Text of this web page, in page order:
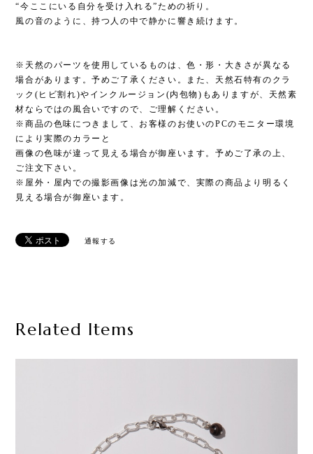
“今ここにいる自分を受け入れる”ための祈り。
風の音のように、持つ人の中で静かに響き続けます。
※天然のパーツを使用しているものは、色・形・大きさが異なる
場合があります。予めご了承ください。また、天然石特有のクラ
ック(ヒビ割れ)やインクルージョン(内包物)もありますが、天然素
材ならではの風合いですので、ご理解ください。
※商品の色味につきまして、お客様のお使いのPCのモニター環境
により実際のカラーと
画像の色味が違って見える場合が御座います。予めご了承の上、
ご注文下さい。
※屋外・屋内での撮影画像は光の加減で、実際の商品より明るく
見える場合が御座います。
通報する
Related Items